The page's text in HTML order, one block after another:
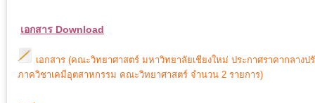
เอกสาร Download
เอกสาร (คณะวิทยาศาสตร์ มหาวิทยาลัยเชียงใหม่ ประกาศราคากลาง
ภาควิชาเคมีอุตสาหกรรม คณะวิทยาศาสตร์ จำนวน 2 รายการ)